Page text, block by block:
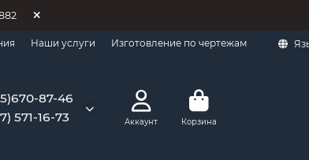
Наши услуги Изготовление по чертежам
87-46
571-16-73
Аккаунт Корзина